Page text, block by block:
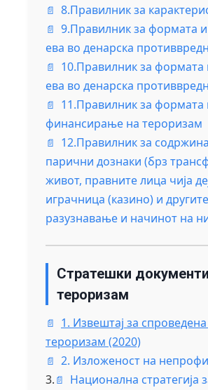
8.Правилник за
9.Правилник за формата и
ева во денарска
10.Правилник за формата
ева во денарска
11.Правилник за
финансирање на тероризам
12.Правилник за
парични дознаки (брз
живот, правните лица чија
играчница (казино) и
разузнавање и начинот на
Стратешки
тероризам
1. Извештај за
тероризам (2020)
2. Изложеност на
3.
Национална